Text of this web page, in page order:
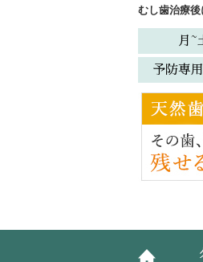
むし歯治療
月~
予防専
ホー